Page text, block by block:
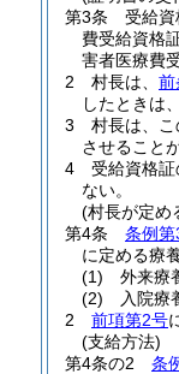
第3条
受給
費受給資格
害者医療費
2
村長は、 前
したときは、
3
村長は、
させること
4
受給資格
ない。
(村長が定め
第4条
条例
に定める療
(1)
外来療
(2)
入院
2
前項第2号
(支給方法)
第4条の2
条